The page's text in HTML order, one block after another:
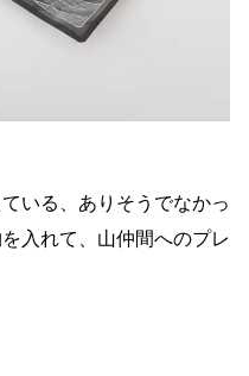
いる、ありそうでなかっ
入れて、山仲間へのプレ